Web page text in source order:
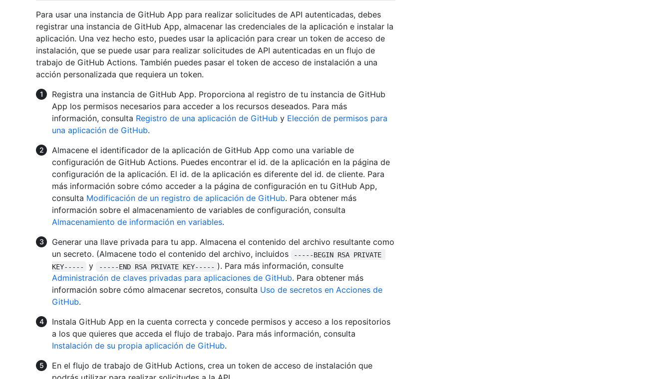
Para usar una instancia de GitHub App para realizar solicitudes de API autenticadas, debes
registrar una instancia de GitHub App, almacenar las credenciales de la aplicación e instalar la
aplicación. Una vez hecho esto, puedes usar la aplicación para crear un token de acceso de
instalación, que se puede usar para realizar solicitudes de API autenticadas en un flujo de
trabajo de GitHub Actions. También puedes pasar el token de acceso de instalación a una
acción personalizada que requiera un token.
Registra una instancia de GitHub App. Proporciona al registro de tu instancia de GitHub
App los permisos necesarios para acceder a los recursos deseados. Para más
información, consulta Registro de una aplicación de GitHub y Elección de permisos para
una aplicación de GitHub.
Almacene el identificador de la aplicación de GitHub App como una variable de
configuración de GitHub Actions. Puedes encontrar el id. de la aplicación en la página de
configuración de la aplicación. El id. de la aplicación es diferente del id. de cliente. Para
más información sobre cómo acceder a la página de configuración en tu GitHub App,
consulta Modificación de un registro de aplicación de GitHub. Para obtener más
información sobre el almacenamiento de variables de configuración, consulta
Almacenamiento de información en variables.
Generar una llave privada para tu app. Almacena el contenido del archivo resultante como
un secreto. (Almacene todo el contenido del archivo, incluidos
-----BEGIN RSA PRIVATE
KEY-----
y -----END RSA PRIVATE KEY----- ). Para más información, consulte
Administración de claves privadas para aplicaciones de GitHub. Para obtener más
información sobre cómo almacenar secretos, consulta Uso de secretos en Acciones de
GitHub.
Instala GitHub App en la cuenta correcta y concede permisos y acceso a los repositorios
a los que quieres que acceda el flujo de trabajo. Para más información, consulta
Instalación de su propia aplicación de GitHub.
En el flujo de trabajo de GitHub Actions, crea un token de acceso de instalación que